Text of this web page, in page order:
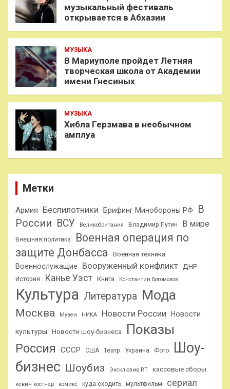
музыкальный фестиваль
открывается в Абхазии
МУЗЫКА
В Мариуполе пройдет Летняя
творческая школа от Академии
имени Гнесиных
МУЗЫКА
Хибла Герзмава в необычном
амплуа
Метки
Армия Беспилотники Брифинг Минобороны РФ
В
России ВСУ Великобритания Владимир Путин В мире
Внешняя политика
Военная операция по
защите Донбасса
Военная техника
Военнослужащие Вооруженный конфликт ДНР
История Канье Уэст Книга Константин Богомолов
Культура Литература Мода
Москва Музеи НИКА Новости России Новости
культуры Новости шоу-бизнеса Показы
Россия СССР США Театр Украина Фото
Шоу-
бизнес Шоубиз Эксклюзив RT кассовые сборы
кевин костнер комикс куда сходить мультфильм
сериал